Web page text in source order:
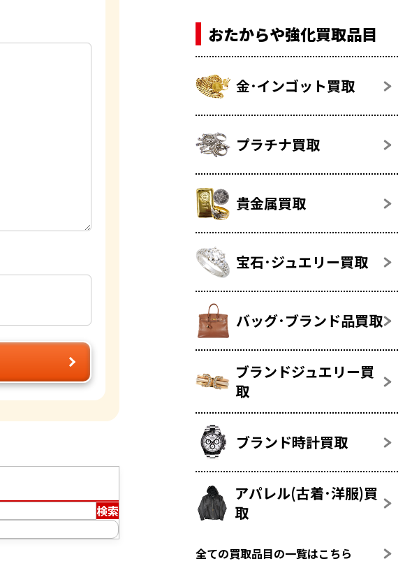
検索
おたからや強化買取品目
金･インゴット買取
プラチナ買取
貴金属買取
宝石･ジュエリー買取
バッグ･ブランド品買取
ブランドジュエリー買
取
ブランド時計買取
アパレル(古着･洋服)買
取
全ての買取品目の一覧はこちら